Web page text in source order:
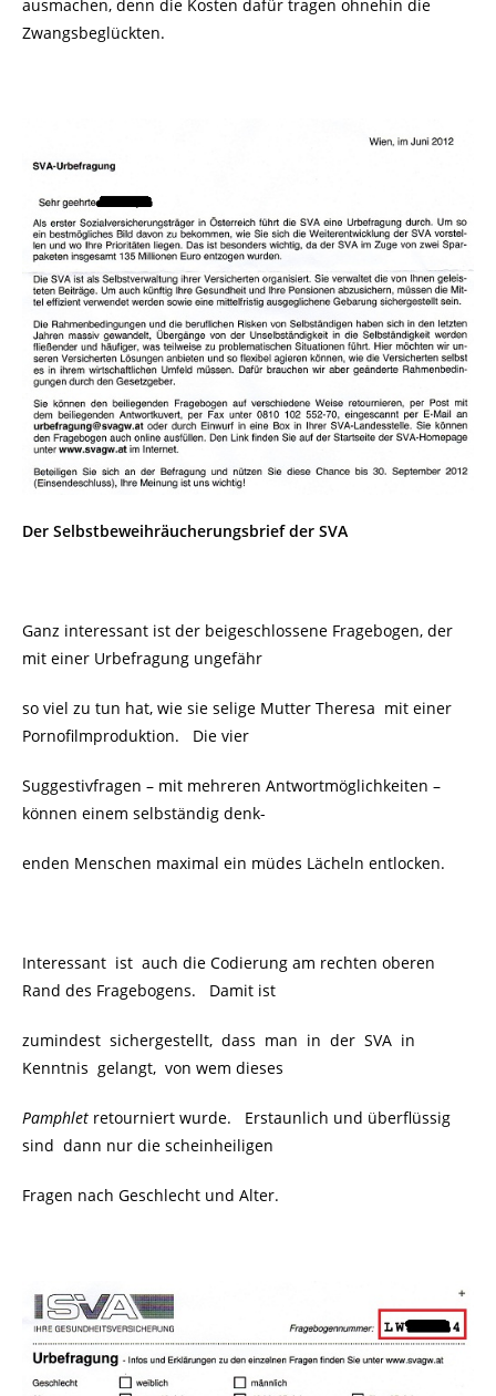
ausmachen, denn die Kosten dafür tragen ohnehin die
Zwangsbeglückten.
Der Selbstbeweihräucherungsbrief der SVA
Ganz interessant ist der beigeschlossene Fragebogen, der
mit einer Urbefragung ungefähr
so viel zu tun hat, wie sie selige Mutter Theresa mit einer
Pornofilmproduktion. Die vier
Suggestivfragen – mit mehreren Antwortmöglichkeiten –
können einem selbständig denk-
enden Menschen maximal ein müdes Lächeln entlocken.
Interessant ist auch die Codierung am rechten oberen
Rand des Fragebogens. Damit ist
zumindest sichergestellt, dass man in der SVA in
Kenntnis gelangt, von wem dieses
Pamphlet retourniert wurde. Erstaunlich und überflüssig
sind dann nur die scheinheiligen
Fragen nach Geschlecht und Alter.